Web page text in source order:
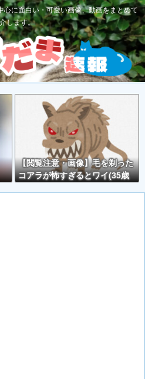
に面白い・可愛い画像、動画をまとめて
します。
【閲覧注意・画像】毛を剃った
コアラが怖すぎるとワイ(35歳